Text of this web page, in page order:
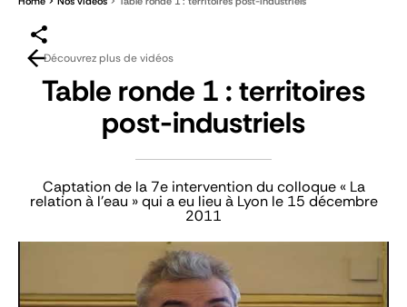
Découvrez plus de vidéos
Table ronde 1 : territoires
post-industriels
Captation de la 7e intervention du colloque « La
relation à l'eau » qui a eu lieu à Lyon le 15 décembre
2011